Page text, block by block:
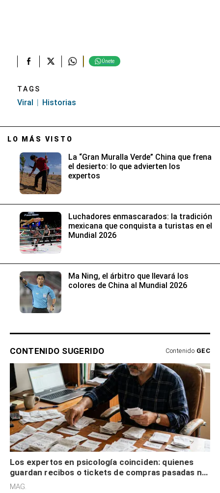
Únete
TAGS
Viral Historias
LO MÁS VISTO
La “Gran Muralla Verde” China que frena
el desierto: lo que advierten los
expertos
Luchadores enmascarados: la tradición
mexicana que conquista a turistas en el
Mundial 2026
Ma Ning, el árbitro que llevará los
colores de China al Mundial 2026
CONTENIDO SUGERIDO Contenido GEC
Los expertos en psicología coinciden: quienes
guardan recibos o tickets de compras pasadas no
son acumuladores, sino que tienen necesidad de
MAG.